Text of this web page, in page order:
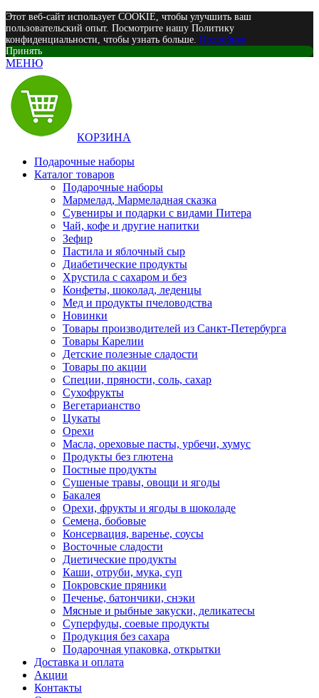
Этот веб-сайт использует COOKIE, чтобы улучшить ваш
пользовательский опыт. Посмотрите нашу Политику
конфиденциальности, чтобы узнать больше. Подробнее
Принять
МЕНЮ
КОРЗИНА
Подарочные наборы
Каталог товаров
Подарочные наборы
Мармелад, Мармеладная сказка
Сувениры и подарки с видами Питера
Чай, кофе и другие напитки
Зефир
Пастила и яблочный сыр
Диабетические продукты
Хрустила с сахаром и без
Конфеты, шоколад, леденцы
Мед и продукты пчеловодства
Новинки
Товары производителей из Санкт-Петербурга
Товары Карелии
Детские полезные сладости
Товары по акции
Специи, пряности, соль, сахар
Сухофрукты
Вегетарианство
Цукаты
Орехи
Масла, ореховые пасты, урбечи, хумус
Продукты без глютена
Постные продукты
Сушеные травы, овощи и ягоды
Бакалея
Орехи, фрукты и ягоды в шоколаде
Семена, бобовые
Консервация, варенье, соусы
Восточные сладости
Диетические продукты
Каши, отруби, мука, суп
Покровские пряники
Печенье, батончики, снэки
Мясные и рыбные закуски, деликатесы
Суперфуды, соевые продукты
Продукция без сахара
Подарочная упаковка, открытки
Доставка и оплата
Акции
Контакты